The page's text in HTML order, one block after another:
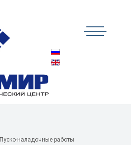
Пуско-наладочные работы